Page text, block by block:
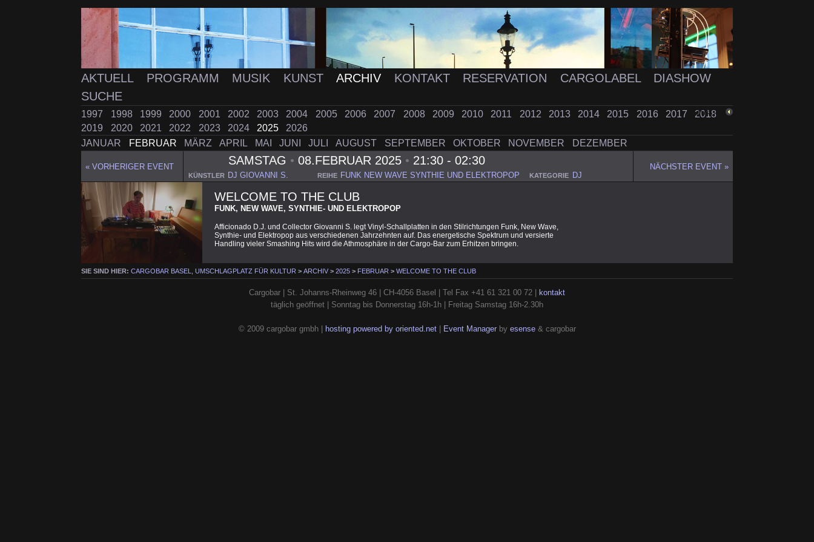
AKTUELL PROGRAMM MUSIK KUNST ARCHIV KONTAKT RESERVATION CARGOLABEL
DIASHOW
SUCHE
1997 1998 1999 2000 2001 2002 2003 2004 2005 2006 2007 2008 2009 2010 2011 2012 2013 2014 2015 2016 2017
2018
2019
2020 2021 2022 2023 2024 2025
2026
JANUAR
FEBRUAR MÄRZ APRIL MAI JUNI JULI AUGUST SEPTEMBER OKTOBER NOVEMBER DEZEMBER
ZURÜCK
« VORHERIGER EVENT SAMSTAG • 08.FEBRUAR 2025 • 21:30 - 02:30
KÜNSTLER DJ GIOVANNI S. REIHE FUNK NEW WAVE SYNTHIE UND ELEKTROPOP KATEGORIE DJ
NÄCHSTER EVENT »
WELCOME TO THE CLUB
FUNK, NEW WAVE, SYNTHIE- UND ELEKTROPOP
Afficionado D.J. und Collector Giovanni S. legt Vinyl-Schallplatten in den Stilrichtungen Funk, New Wave,
Synthie- und Elektropop aus verschiedenen Jahrzehnten auf. Das energetische Spektrum und versierte
Handling vieler Smashing Hits wird die Athmosphäre in der Cargo-Bar zum Erhitzen bringen.
SIE SIND HIER:CARGOBAR BASEL, UMSCHLAGPLATZ FÜR KULTUR >ARCHIV >2025 > FEBRUAR >WELCOME TO THE CLUB
Cargobar | St. Johanns-Rheinweg 46 | CH-4056 Basel | Tel Fax +41 61 321 00 72 |
kontakt
täglich geöffnet | Sonntag bis Donnerstag 16h-1h | Freitag Samstag 16h-2.30h
© 2009 cargobar gmbh | hosting powered by oriented.net| Event Managerby esense& cargobar